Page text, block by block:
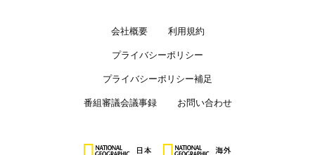
会社概要 利用規約
プライバシーポリシー
プライバシーポリシー補足
番組審議会議事録 お問い合わせ